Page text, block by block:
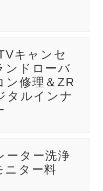
キャンセ
ンドローバ
ン修理＆ZR
タルインナ
ーター洗浄
ニター料